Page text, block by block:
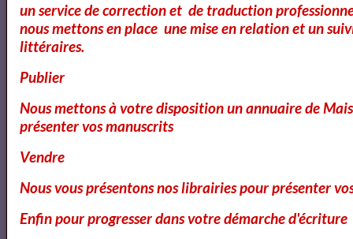
Concert | La Classe d'Excellence de Violoncelle -
Promotion V (Concert de clôture)
Théophile GAUTIER
un service de correction et de traduction
nous mettons en place une mise en relation et un
littéraires.
Publier
Nous mettons à votre disposition un annuaire de
présenter vos manuscrits
Vendre
Nous vous présentons nos librairies pour présenter
Enfin pour progresser dans votre démarche d'écriture